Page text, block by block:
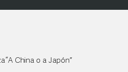
“A China o a Japón”